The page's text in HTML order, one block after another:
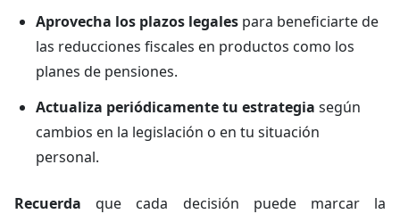
Aprovecha los plazos legales para beneficiarte de
las reducciones fiscales en productos como los
planes de pensiones.
Actualiza periódicamente tu estrategia según
cambios en la legislación o en tu situación
personal.
Recuerda que cada decisión puede marcar la